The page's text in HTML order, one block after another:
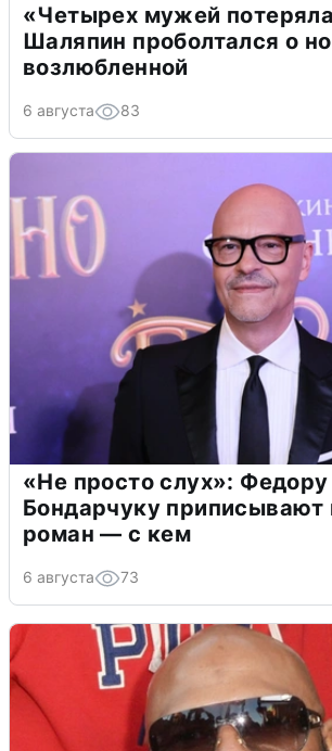
«Четырех мужей
Шаляпин проболтался о
возлюбленной
6 августа 83
«Не просто слух»: Федору
Бондарчуку приписывают
роман — с кем
6 августа 73